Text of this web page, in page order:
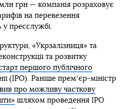
грн — компанія розраховує
на перевезення
пресслужбі.
«Укрзалізниця» та
та розвитку
першого публічного
(IPO). Раніше премʼєр-міністр
про можливу часткову
шляхом проведення IPO